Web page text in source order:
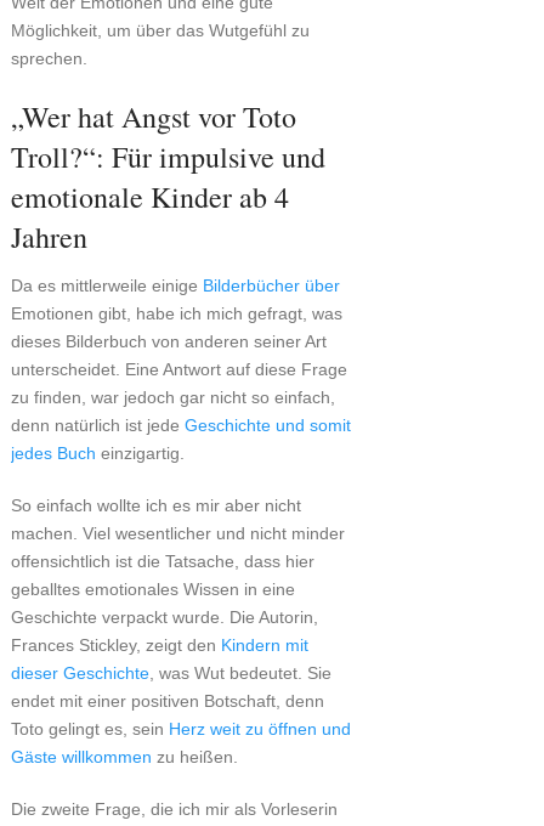
Möglichkeit, um über das Wutgefühl zu
sprechen.
„Wer hat Angst vor Toto
Troll?“: Für impulsive und
emotionale Kinder ab 4
Jahren
Da es mittlerweile einige Bilderbücher über
Emotionen gibt, habe ich mich gefragt, was
dieses Bilderbuch von anderen seiner Art
unterscheidet. Eine Antwort auf diese Frage
zu finden, war jedoch gar nicht so einfach,
denn natürlich ist jede Geschichte und somit
jedes Buch einzigartig.
So einfach wollte ich es mir aber nicht
machen. Viel wesentlicher und nicht minder
offensichtlich ist die Tatsache, dass hier
geballtes emotionales Wissen in eine
Geschichte verpackt wurde. Die Autorin,
Frances Stickley, zeigt den Kindern mit
dieser Geschichte, was Wut bedeutet. Sie
endet mit einer positiven Botschaft, denn
Toto gelingt es, sein Herz weit zu öffnen und
Gäste willkommen zu heißen.
Die zweite Frage, die ich mir als Vorleserin